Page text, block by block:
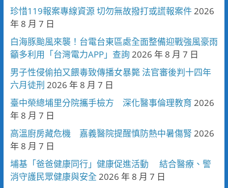
珍惜119報案專線資源 切勿無故撥打或謊報案件2026
年 8 月 7 日
白海豚颱風來襲！台電台東區處全面整備迎戰強風豪雨
籲多利用「台灣電力APP」查詢 2026 年 8 月 7 日
男子性侵偷拍又餵毒致傳播女暴斃 法官審後判十四年
六月徒刑 2026 年 8 月 7 日
臺中榮總埔里分院攜手檢方 深化醫事倫理教育 2026
年 8 月 7 日
高溫廚房藏危機 嘉義醫院提醒慎防熱中暑傷腎 2026
年 8 月 7 日
埔基「爸爸健康同行」健康促進活動 結合醫療、警
消守護民眾健康與安全 2026 年 8 月 7 日